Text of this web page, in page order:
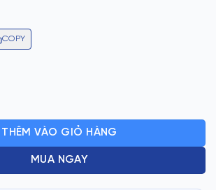
COPY
36CM MEN CHỐNG DÍNH NHẬT số lượng
THÊM VÀO GIỎ HÀNG
MUA NGAY